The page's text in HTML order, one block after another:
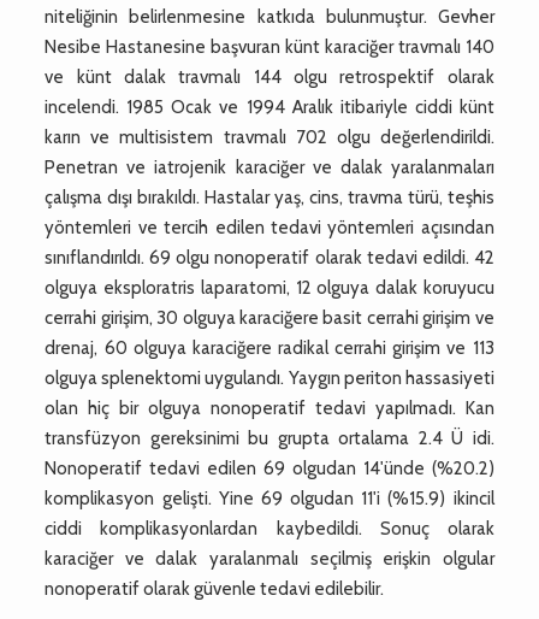
niteliğinin belirlenmesine katkıda bulunmuştur. Gevher
Nesibe Hastanesine başvuran künt karaciğer travmalı 140
ve künt dalak travmalı 144 olgu retrospektif olarak
incelendi. 1985 Ocak ve 1994 Aralık itibariyle ciddi künt
karın ve multisistem travmalı 702 olgu değerlendirildi.
Penetran ve iatrojenik karaciğer ve dalak yaralanmaları
çalışma dışı bırakıldı. Hastalar yaş, cins, travma türü, teşhis
yöntemleri ve tercih edilen tedavi yöntemleri açısından
sınıflandırıldı. 69 olgu nonoperatif olarak tedavi edildi. 42
olguya eksploratris laparatomi, 12 olguya dalak koruyucu
cerrahi girişim, 30 olguya karaciğere basit cerrahi girişim ve
drenaj, 60 olguya karaciğere radikal cerrahi girişim ve 113
olguya splenektomi uygulandı. Yaygın periton hassasiyeti
olan hiç bir olguya nonoperatif tedavi yapılmadı. Kan
transfüzyon gereksinimi bu grupta ortalama 2.4 Ü idi.
Nonoperatif tedavi edilen 69 olgudan 14'ünde (%20.2)
komplikasyon gelişti. Yine 69 olgudan 11'i (%15.9) ikincil
ciddi komplikasyonlardan kaybedildi. Sonuç olarak
karaciğer ve dalak yaralanmalı seçilmiş erişkin olgular
nonoperatif olarak güvenle tedavi edilebilir.